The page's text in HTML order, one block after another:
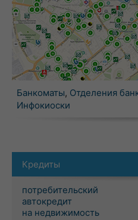
Банкоматы, Отделения
Инфокиоски
Кредиты
потребительский
автокредит
на недвижимость